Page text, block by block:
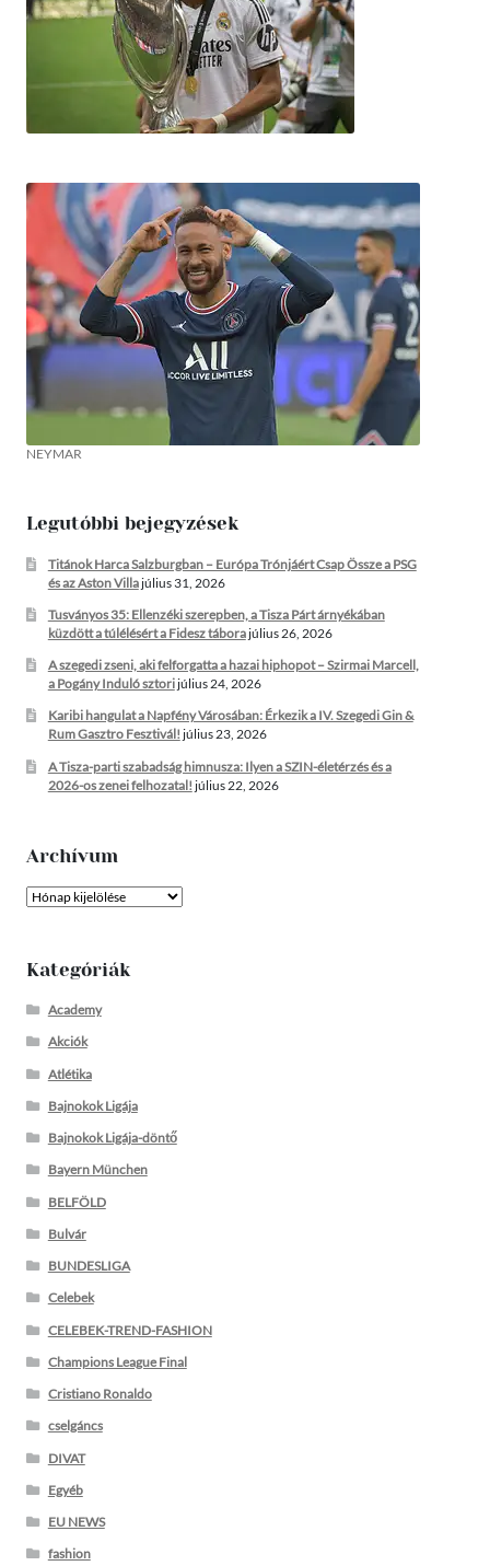
NEYMAR
Legutóbbi bejegyzések
Titánok Harca Salzburgban – Európa Trónjáért Csap Össze a PSG
és az Aston Villajúlius 31, 2026
Tusványos 35: Ellenzéki szerepben, a Tisza Párt árnyékában
küzdött a túlélésért a Fidesz táborajúlius 26, 2026
A szegedi zseni, aki felforgatta a hazai hiphopot – Szirmai Marcell,
a Pogány Induló sztorijúlius 24, 2026
Karibi hangulat a Napfény Városában: Érkezik a IV. Szegedi Gin &
Rum Gasztro Fesztivál! július 23, 2026
A Tisza-parti szabadság himnusza: Ilyen a SZIN-életérzés és a
2026-os zenei felhozatal! július 22, 2026
Archívum
Archívum
Kategóriák
Academy
Akciók
Atlétika
Bajnokok Ligája
Bajnokok Ligája-döntő
Bayern München
BELFÖLD
Bulvár
BUNDESLIGA
Celebek
CELEBEK-TREND-FASHION
Champions League Final
Cristiano Ronaldo
cselgáncs
DIVAT
Egyéb
EU NEWS
fashion